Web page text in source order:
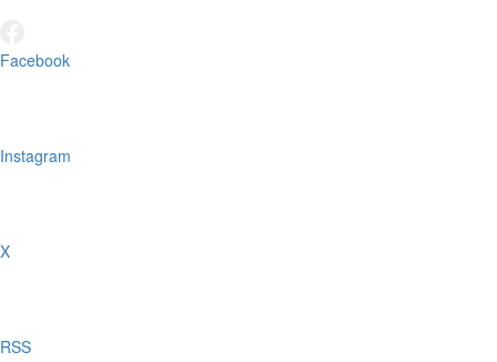
Facebook
Instagram
X
RSS